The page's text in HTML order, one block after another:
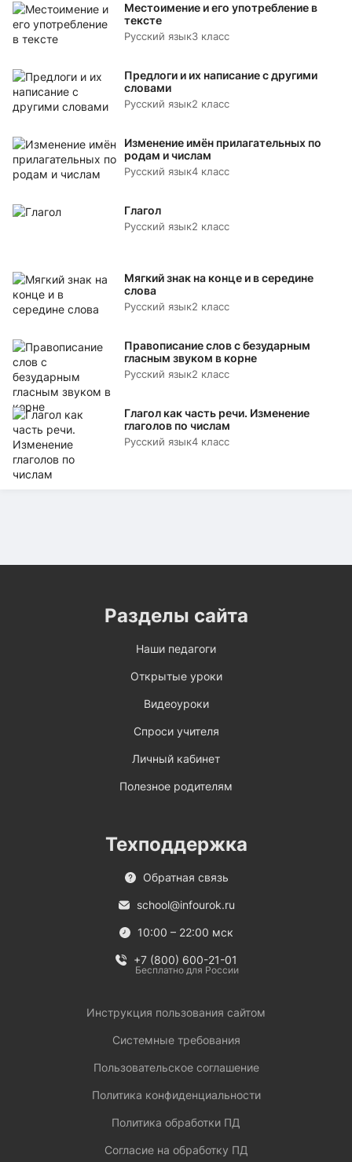
Местоимение и его употребление в
тексте
Русский язык3 класс
Предлоги и их написание с другими
словами
Русский язык2 класс
Изменение имён прилагательных по
родам и числам
Русский язык4 класс
Глагол
Русский язык2 класс
Мягкий знак на конце и в середине
слова
Русский язык2 класс
Правописание слов с безударным
гласным звуком в корне
Русский язык2 класс
Глагол как часть речи. Изменение
глаголов по числам
Русский язык4 класс
Разделы сайта
Наши педагоги
Открытые уроки
Видеоуроки
Спроси учителя
Личный кабинет
Полезное родителям
Техподдержка
Обратная связь
school@infourok.ru
10:00 – 22:00 мск
+7 (800) 600-21-01
Бесплатно для России
Инструкция пользования сайтом
Системные требования
Пользовательское соглашение
Политика конфиденциальности
Политика обработки ПД
Согласие на обработку ПД